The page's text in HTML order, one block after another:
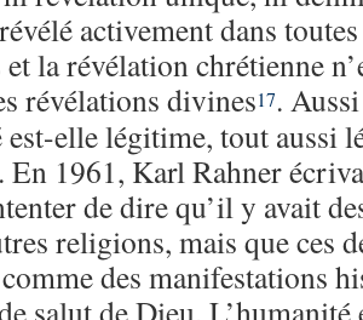
activement dans
la révélation chrétienne
révélations divines17.
elle légitime, tout aussi
En 1961, Karl Rahner
de dire qu’il y avait
religions, mais que ces
des manifestations
salut de Dieu. L’humanité